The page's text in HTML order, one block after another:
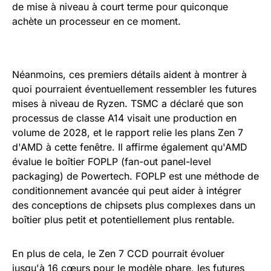
de mise à niveau à court terme pour quiconque
achète un processeur en ce moment.
Néanmoins, ces premiers détails aident à montrer à
quoi pourraient éventuellement ressembler les futures
mises à niveau de Ryzen. TSMC a déclaré que son
processus de classe A14 visait une production en
volume de 2028, et le rapport relie les plans Zen 7
d'AMD à cette fenêtre. Il affirme également qu'AMD
évalue le boîtier FOPLP (fan-out panel-level
packaging) de Powertech. FOPLP est une méthode de
conditionnement avancée qui peut aider à intégrer
des conceptions de chipsets plus complexes dans un
boîtier plus petit et potentiellement plus rentable.
En plus de cela, le Zen 7 CCD pourrait évoluer
jusqu'à 16 cœurs pour le modèle phare, les futures